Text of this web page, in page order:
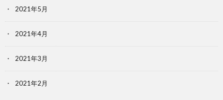
2021年5月
2021年4月
2021年3月
2021年2月